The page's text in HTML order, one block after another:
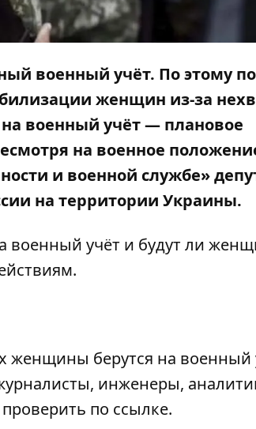
военный учёт. По этому
женщин из-за
военный учёт — плановое
на военное
и военной службе»
на территории Украины.
военный учёт и будут ли
женщины берутся на военный
инженеры,
проверить по ссылке.